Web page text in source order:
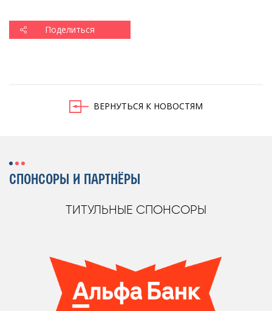
Поделиться
ВЕРНУТЬСЯ К НОВОСТЯМ
СПОНСОРЫ И ПАРТНЁРЫ
ТИТУЛЬНЫЕ СПОНСОРЫ